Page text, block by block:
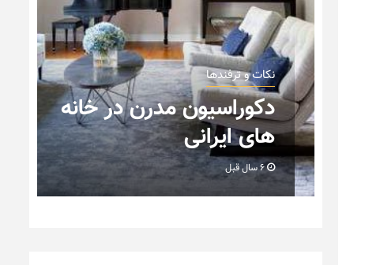
نکات و ترفندها
دکوراسیون داخلی و
چیدمان خانه (جدیدترین
ایده‌ها و عکس‌ها)
6 سال قبل